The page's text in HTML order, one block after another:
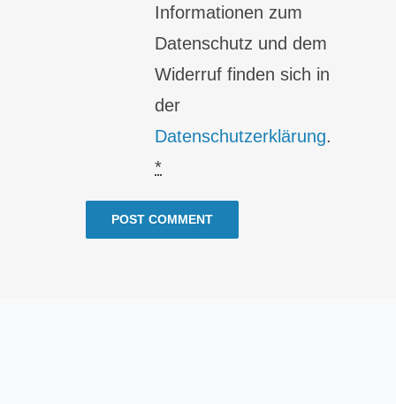
Informationen zum
Datenschutz und dem
Widerruf finden sich in
der
Datenschutzerklärung.
*